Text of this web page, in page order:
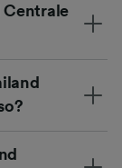
Centrale